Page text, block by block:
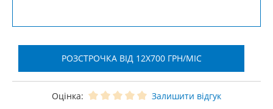
РОЗСТРОЧКА ВІД 12X700 ГРН/МІС
Оцінка: Залишити відгук